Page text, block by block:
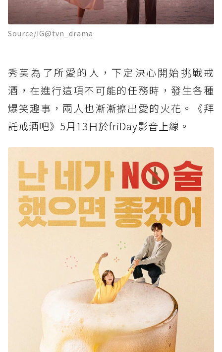
Source/IG@tvn_drama
秀英為了所愛的人，下定決心開始挑戰戒
酒，在進行這項不可能的任務時，發生各種
爆笑趣事，兩人也漸漸擦出愛的火花。《拜
託戒酒吧》5月13日於friDay影音上線。